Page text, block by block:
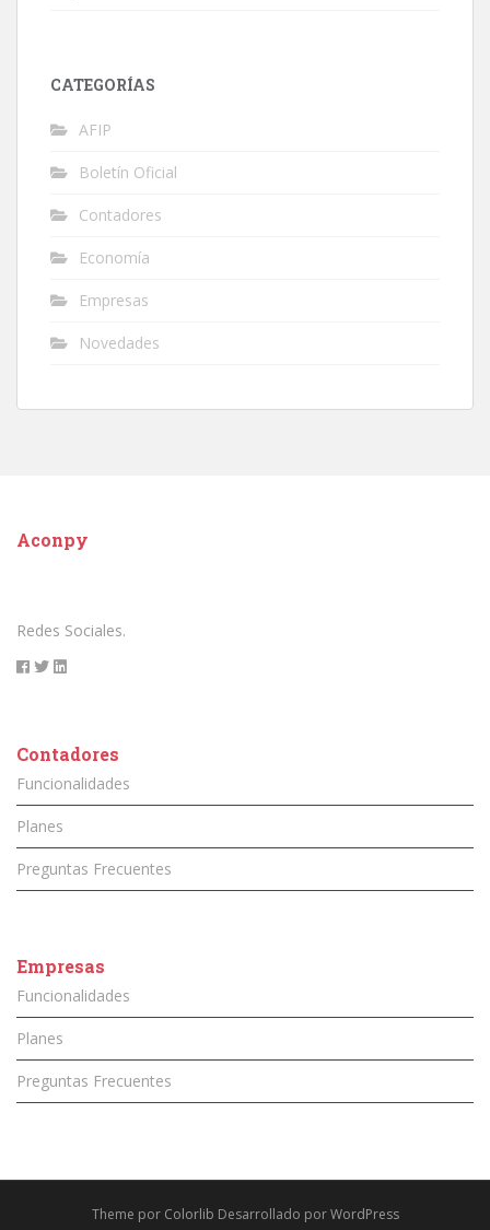
CATEGORÍAS
AFIP
Boletín Oficial
Contadores
Economía
Empresas
Novedades
Aconpy
Redes Sociales.
Contadores
Funcionalidades
Planes
Preguntas Frecuentes
Empresas
Funcionalidades
Planes
Preguntas Frecuentes
Theme por Colorlib Desarrollado porWordPress